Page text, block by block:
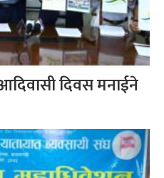
दिवस मनाईने